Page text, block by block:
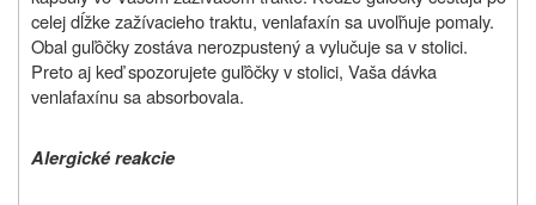
celej dĺžke zažívacieho traktu, venlafaxín sa uvoľňuje pomaly.
Obal guľôčky zostáva nerozpustený a vylučuje sa v stolici.
Preto aj keď spozorujete guľôčky v stolici, Vaša dávka
venlafaxínu sa absorbovala.
Alergické reakcie